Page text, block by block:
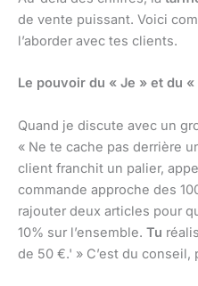
de vente puissant. Voici
l’aborder avec tes clients.
Le pouvoir du « Je » et du «
Quand je discute avec un
« Ne te cache pas derrière
client franchit un palier,
commande approche des
rajouter deux articles pour
10% sur l’ensemble. Tu
de 50 €.' » C’est du conseil,